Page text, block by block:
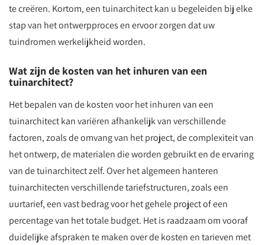
te creëren. Kortom, een tuinarchitect kan u begeleiden bij elke
stap van het ontwerpproces en ervoor zorgen dat uw
tuindromen werkelijkheid worden.
Wat zijn de kosten van het inhuren van een
tuinarchitect?
Het bepalen van de kosten voor het inhuren van een
tuinarchitect kan variëren afhankelijk van verschillende
factoren, zoals de omvang van het project, de complexiteit van
het ontwerp, de materialen die worden gebruikt en de ervaring
van de tuinarchitect zelf. Over het algemeen hanteren
tuinarchitecten verschillende tariefstructuren, zoals een
uurtarief, een vast bedrag voor het gehele project of een
percentage van het totale budget. Het is raadzaam om vooraf
duidelijke afspraken te maken over de kosten en tarieven met